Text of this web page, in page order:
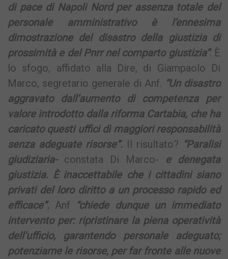
di pace di Napoli Nord per assenza totale del
personale amministrativo è l’ennesima
dimostrazione del disastro della giustizia di
prossimità e del Pnrr nel comparto giustizia”. È
lo sfogo, affidato alla Dire, di Giampaolo Di
Marco, segretario generale di Anf. “Un disastro
aggravato dall’aumento di competenza per
valore introdotto dalla riforma Cartabia, che ha
caricato questi uffici di maggiori responsabilità
senza adeguate risorse”. Il risultato? “Paralisi
giudiziaria-constata Di Marco- e denegata
giustizia. È inaccettabile che i cittadini siano
privati del loro diritto a un processo rapido ed
efficace”. Anf
“chiede dunque un immediato
intervento per: ripristinare la piena operatività
dell’ufficio, garantendo personale adeguato;
potenziarne le risorse, per far fronte alle nuove